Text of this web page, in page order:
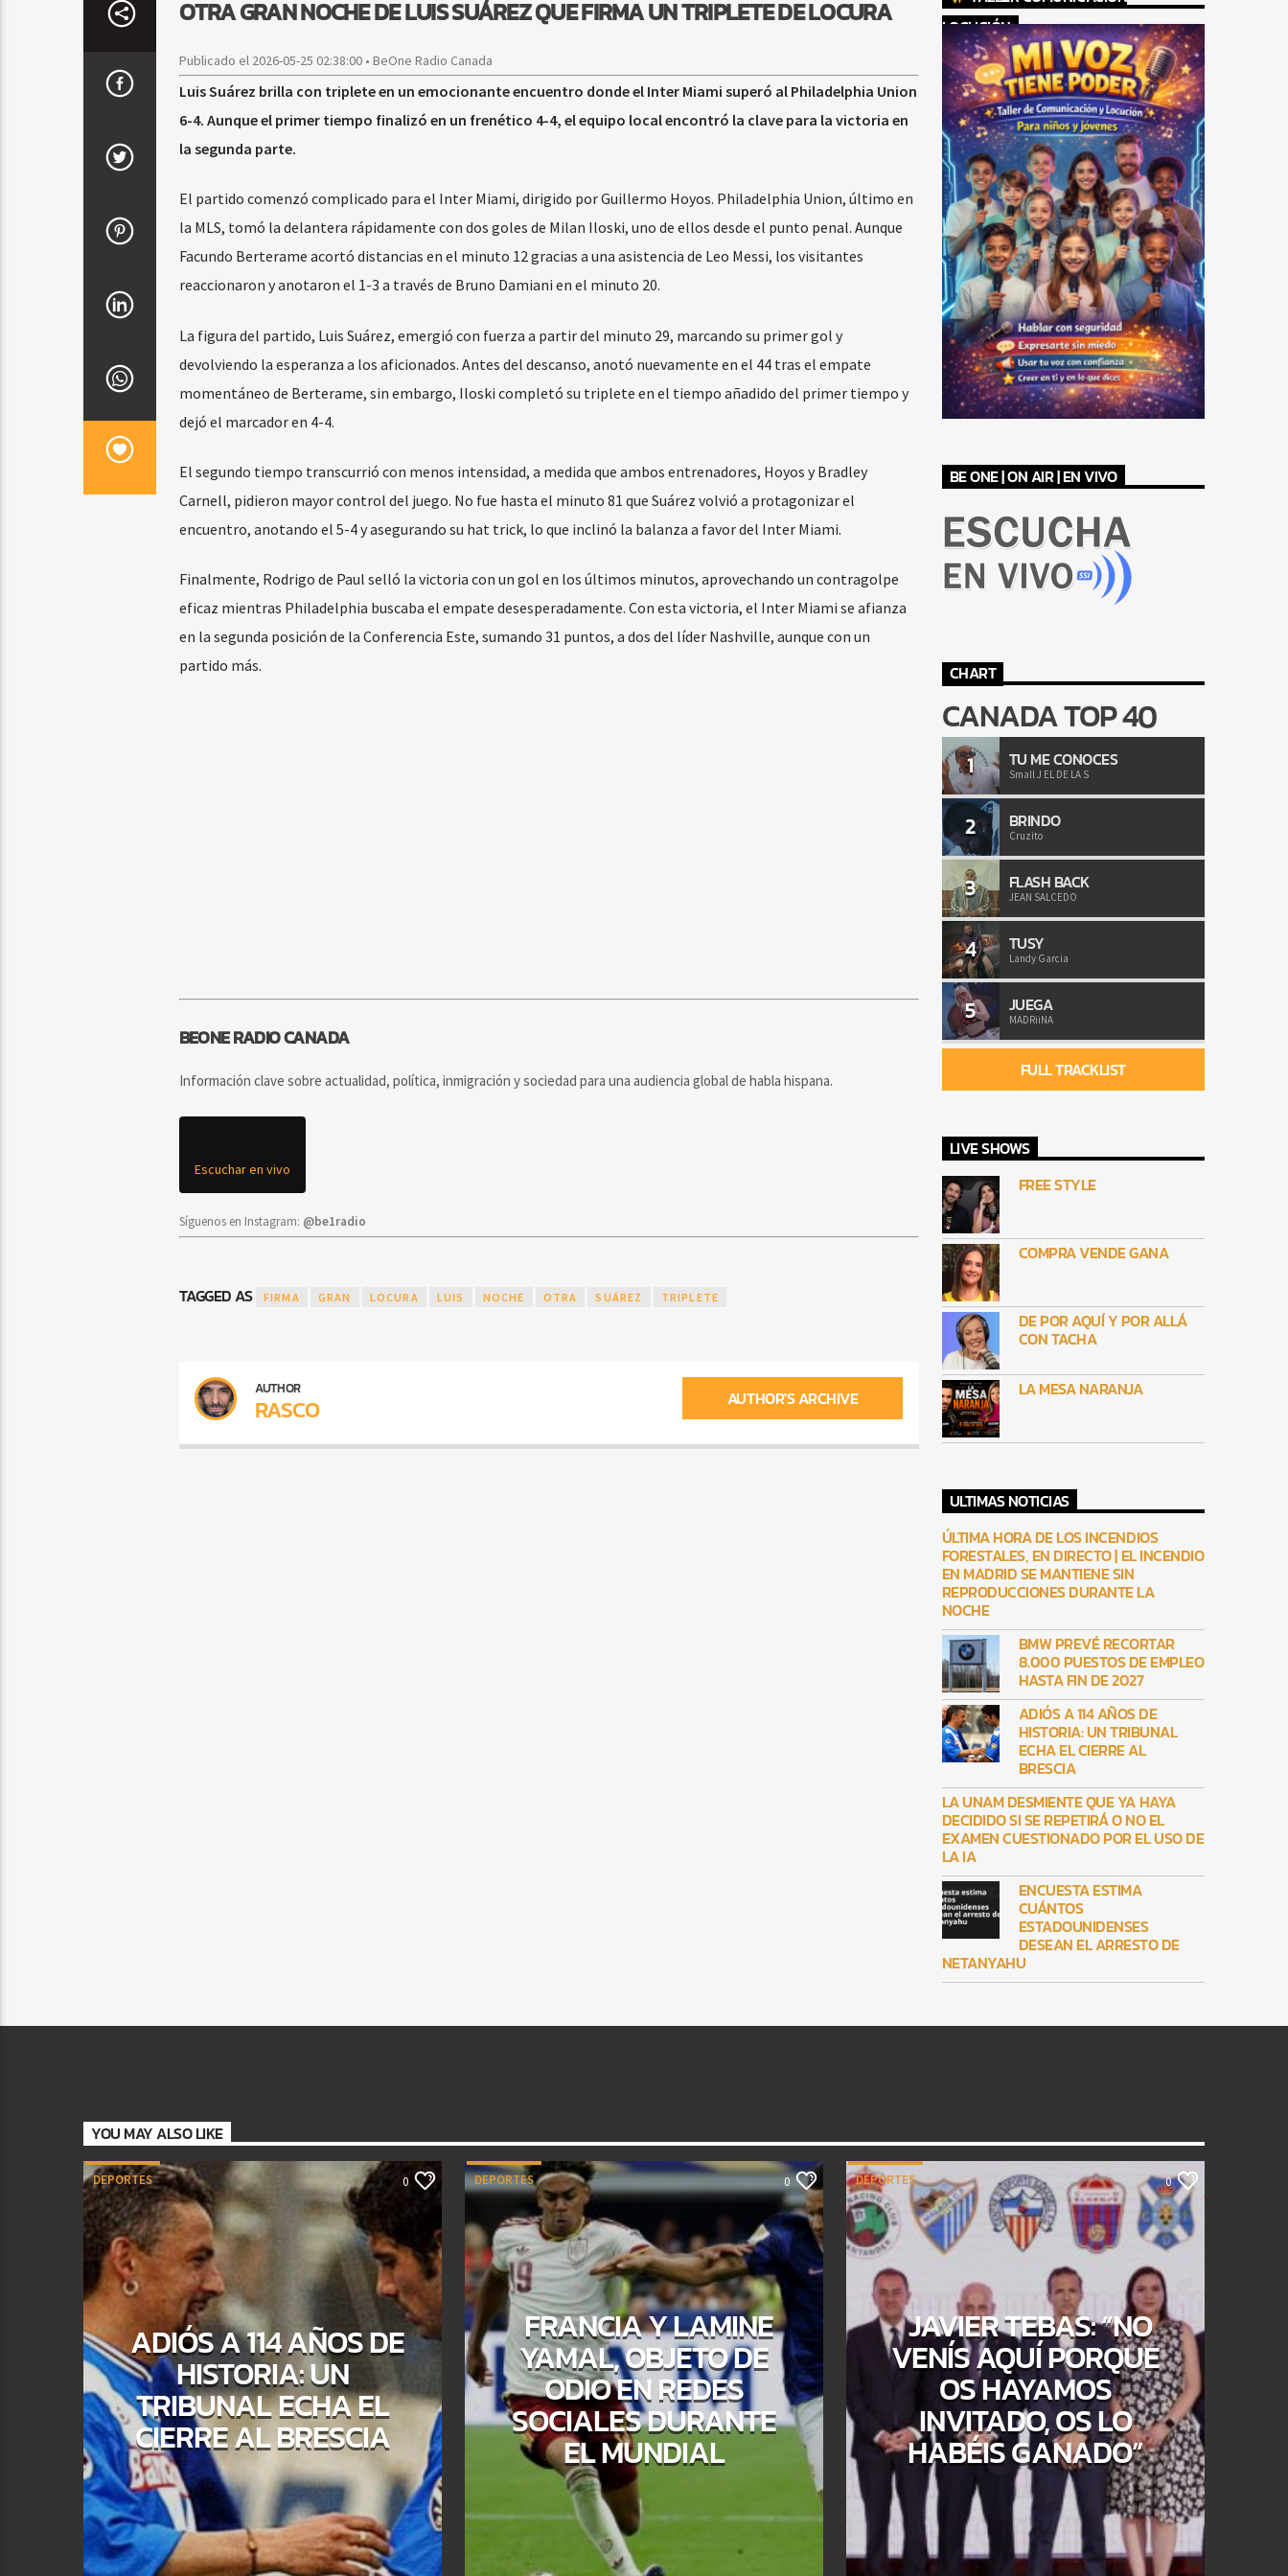
OTRA GRAN NOCHE DE LUIS SUÁREZ QUE FIRMA UN TRIPLETE DE LOCURA
Publicado el 2026-05-25 02:38:00 • BeOne Radio Canada
Luis Suárez brilla con triplete en un emocionante encuentro donde el Inter Miami superó al Philadelphia Union
6-4. Aunque el primer tiempo finalizó en un frenético 4-4, el equipo local encontró la clave para la victoria en
la segunda parte.
El partido comenzó complicado para el Inter Miami, dirigido por Guillermo Hoyos. Philadelphia Union, último en
la MLS, tomó la delantera rápidamente con dos goles de Milan Iloski, uno de ellos desde el punto penal. Aunque
Facundo Berterame acortó distancias en el minuto 12 gracias a una asistencia de Leo Messi, los visitantes
reaccionaron y anotaron el 1-3 a través de Bruno Damiani en el minuto 20.
La figura del partido, Luis Suárez, emergió con fuerza a partir del minuto 29, marcando su primer gol y
devolviendo la esperanza a los aficionados. Antes del descanso, anotó nuevamente en el 44 tras el empate
momentáneo de Berterame, sin embargo, Iloski completó su triplete en el tiempo añadido del primer tiempo y
dejó el marcador en 4-4.
El segundo tiempo transcurrió con menos intensidad, a medida que ambos entrenadores, Hoyos y Bradley
Carnell, pidieron mayor control del juego. No fue hasta el minuto 81 que Suárez volvió a protagonizar el
encuentro, anotando el 5-4 y asegurando su hat trick, lo que inclinó la balanza a favor del Inter Miami.
Finalmente, Rodrigo de Paul selló la victoria con un gol en los últimos minutos, aprovechando un contragolpe
eficaz mientras Philadelphia buscaba el empate desesperadamente. Con esta victoria, el Inter Miami se afianza
en la segunda posición de la Conferencia Este, sumando 31 puntos, a dos del líder Nashville, aunque con un
partido más.
BEONE RADIO CANADA
Información clave sobre actualidad, política, inmigración y sociedad para una audiencia global de habla hispana.
Escuchar en vivo
Síguenos en Instagram: @be1radio
TAGGED AS FIRMA GRAN LOCURA LUIS NOCHE OTRA SUÁREZ TRIPLETE
AUTHOR
RASCO AUTHOR'S ARCHIVE
LOCUCIÓN
BE ONE | ON AIR | EN VIVO
CHART
CANADA TOP 40
1 TU ME CONOCES
Small J EL DE LA S
2 BRINDO
Cruzito
3 FLASH BACK
JEAN SALCEDO
4 TUSY
Landy Garcia
5 JUEGA
MADRiiNA
FULL TRACKLIST
LIVE SHOWS
FREE STYLE
COMPRA VENDE GANA
DE POR AQUÍ Y POR ALLÁ
CON TACHA
LA MESA NARANJA
ULTIMAS NOTICIAS
ÚLTIMA HORA DE LOS INCENDIOS
FORESTALES, EN DIRECTO | EL INCENDIO
EN MADRID SE MANTIENE SIN
REPRODUCCIONES DURANTE LA
NOCHE
BMW PREVÉ RECORTAR
8.000 PUESTOS DE EMPLEO
HASTA FIN DE 2027
ADIÓS A 114 AÑOS DE
HISTORIA: UN TRIBUNAL
ECHA EL CIERRE AL
BRESCIA
LA UNAM DESMIENTE QUE YA HAYA
DECIDIDO SI SE REPETIRÁ O NO EL
EXAMEN CUESTIONADO POR EL USO DE
LA IA
ENCUESTA ESTIMA
CUÁNTOS
ESTADOUNIDENSES
DESEAN EL ARRESTO DE
NETANYAHU
YOU MAY ALSO LIKE
DEPORTES 0
ADIÓS A 114 AÑOS DE
HISTORIA: UN
TRIBUNAL ECHA EL
CIERRE AL BRESCIA
DEPORTES 0
FRANCIA Y LAMINE
YAMAL, OBJETO DE
ODIO EN REDES
SOCIALES DURANTE
EL MUNDIAL
DEPORTES 0
JAVIER TEBAS: “NO
VENÍS AQUÍ PORQUE
OS HAYAMOS
INVITADO, OS LO
HABÉIS GANADO”